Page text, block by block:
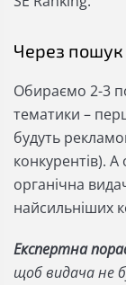
Через пошук
Обираємо 2-3
тематики –
будуть
конкурентів).
органічна
найсильніших
Експертна
щоб видача не